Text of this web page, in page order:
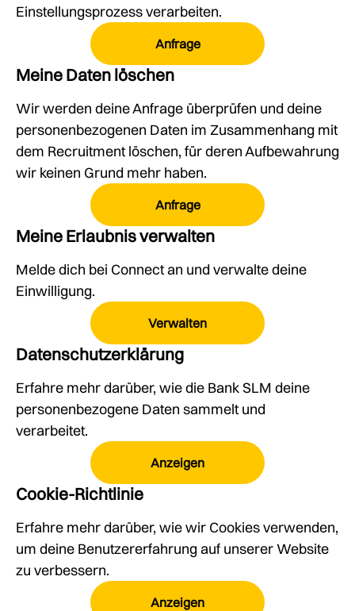
Einstellungsprozess verarbeiten.
Anfrage
Meine Daten löschen
Wir werden deine Anfrage überprüfen und deine
personenbezogenen Daten im Zusammenhang mit
dem Recruitment löschen, für deren Aufbewahrung
wir keinen Grund mehr haben.
Anfrage
Meine Erlaubnis verwalten
Melde dich bei Connect an und verwalte deine
Einwilligung.
Verwalten
Datenschutzerklärung
Erfahre mehr darüber, wie die Bank SLM deine
personenbezogene Daten sammelt und
verarbeitet.
Anzeigen
Cookie-Richtlinie
Erfahre mehr darüber, wie wir Cookies verwenden,
um deine Benutzererfahrung auf unserer Website
zu verbessern.
Anzeigen